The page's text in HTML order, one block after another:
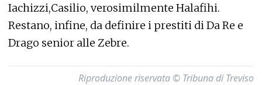
Iachizzi,Casilio, verosimilmente Halafihi.
Restano, infine, da definire i prestiti di Da Re e
Drago senior alle Zebre.
Riproduzione riservata © Tribuna di Treviso